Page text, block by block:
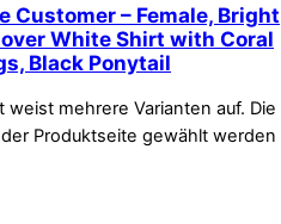
Customer – Female, Bright
White Shirt with Coral
Black Ponytail
weist mehrere Varianten auf. Die
Produktseite gewählt werden